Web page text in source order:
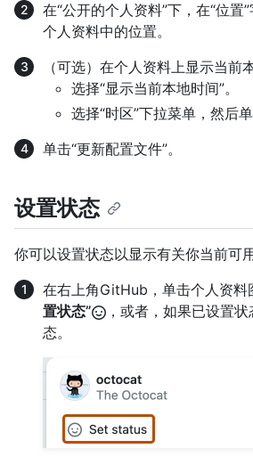
在“公开的个人资料”下，在“位置
个人资料中的位置。
（可选）在个人资料上显示当前
选择“显示当前本地时间”。
选择“时区”下拉菜单，然后
单击“更新配置文件”。
设置状态
你可以设置状态以显示有关你当前可
在右上角GitHub，单击个人资料
置状态”
，或者，如果已设置
态。